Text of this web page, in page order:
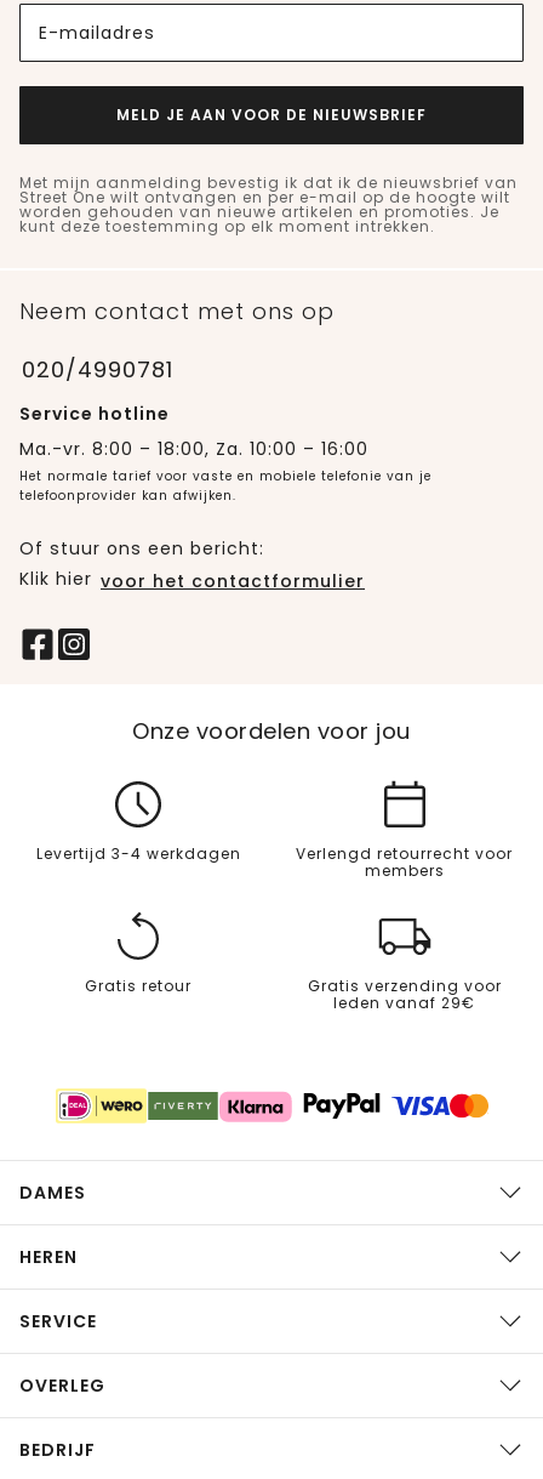
E-mailadres
MELD JE AAN VOOR DE NIEUWSBRIEF
Met mijn aanmelding bevestig ik dat ik de nieuwsbrief van
Street One wilt ontvangen en per e-mail op de hoogte wilt
worden gehouden van nieuwe artikelen en promoties. Je
kunt deze toestemming op elk moment intrekken.
Neem contact met ons op
020/4990781
Service hotline
Ma.-vr. 8:00 – 18:00, Za. 10:00 – 16:00
Het normale tarief voor vaste en mobiele telefonie van je
telefoonprovider kan afwijken.
Of stuur ons een bericht:
Klik hier voor het contactformulier
Onze voordelen voor jou
Levertijd 3-4 werkdagen
Verlengd retourrecht voor
members
Gratis retour
Gratis verzending voor
leden vanaf 29€
DAMES
HEREN
SERVICE
OVERLEG
BEDRIJF